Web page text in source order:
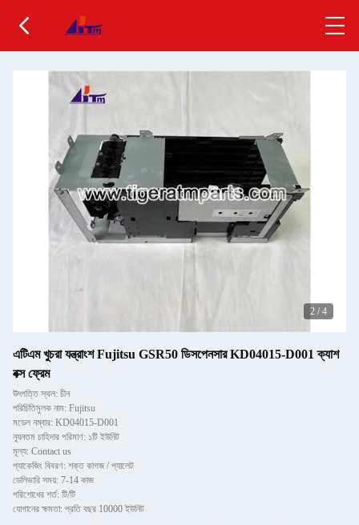
2 / 4
এটিএম খুচরা যন্ত্রাংশ Fujitsu GSR50 ডিসপেনসার KD04015-D001 ক্যাশ
বক্স ফ্রেম
উৎপত্তি স্থল: চীন
পরিচিতিমুলক নাম: Fujitsu
মডেল নম্বার: KD04015-D001
ন্যূনতম চাহিদার পরিমাণ: ১টি ইউনিট
মূল্য: Contact us
প্যাকেজিং বিবরণ: শক্ত কাগজ / প্যালেট
ডেলিভারি সময়: 7-14 কাজ
পরিশোধের শর্ত: টি/টি
যোগানের ক্ষমতা: প্রতি বছর 10000 ইউনিট